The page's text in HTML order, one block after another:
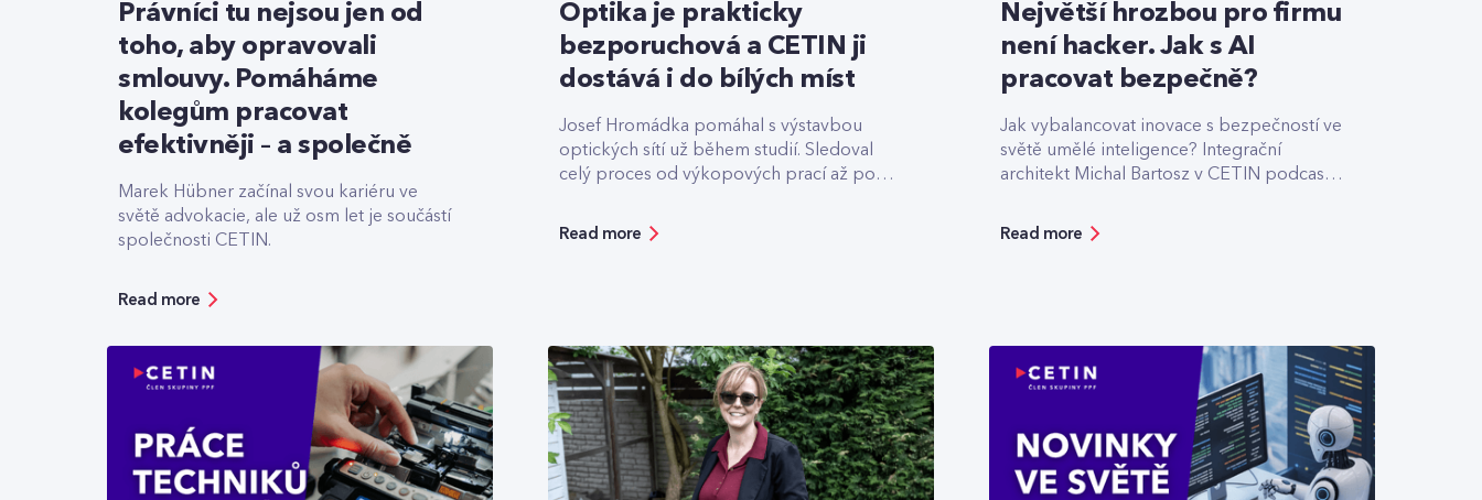
Právníci tu nejsou jen od
toho, aby opravovali
smlouvy. Pomáháme
kolegům pracovat
efektivněji – a společně
Marek Hübner začínal svou kariéru ve
světě advokacie, ale už osm let je součástí
společnosti CETIN.
Read more
Optika je prakticky
bezporuchová a CETIN ji
dostává i do bílých míst
Josef Hromádka pomáhal s výstavbou
optických sítí už během studií. Sledoval
celý proces od výkopových prací až po
Read more
Největší hrozbou pro firmu
není hacker. Jak s AI
pracovat bezpečně?
Jak vybalancovat inovace s bezpečností ve
světě umělé inteligence? Integrační
architekt Michal Bartosz v CETIN podcastu
Varuje před riziky podcenění bezpečnosti,
Read more